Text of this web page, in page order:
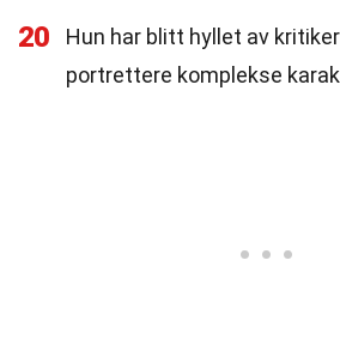
20
Hun har blitt hyllet av
portrettere komplekse